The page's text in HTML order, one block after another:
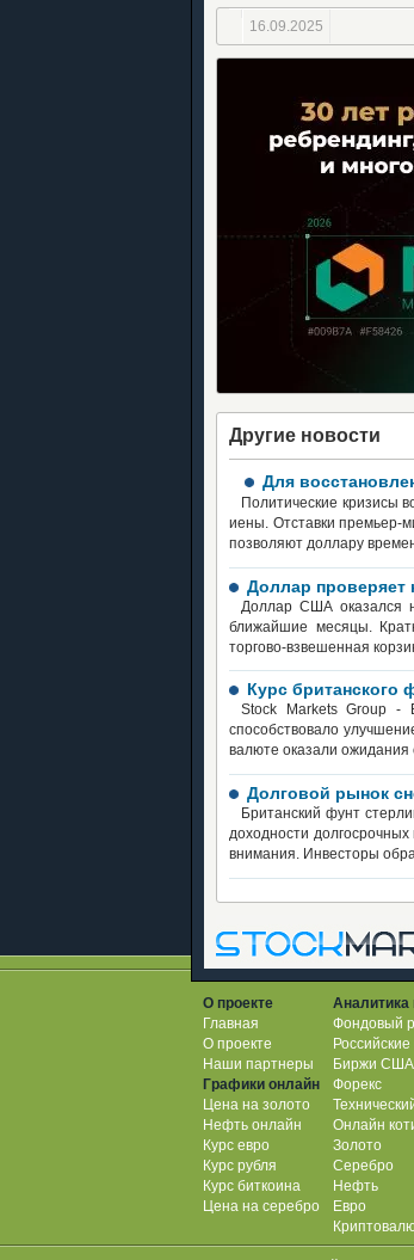
16.09.2025
Другие новости
Для
Политические кризисы
иены. Отставки премьер-
позволяют доллару
Доллар проверяет
Доллар США оказался
ближайшие месяцы.
торгово-взвешенная
Курс британского
Stock Markets Group -
способствовало
валюте оказали ожидания
Долговой рынок
Британский фунт
доходности
внимания. Инвесторы
О проекте
Главная
О проекте
Наши партнеры
Графики онлайн
Цена на золото
Нефть онлайн
Курс евро
Курс рубля
Курс биткоина
Цена на серебро
Аналитика
Фондовый
Биржи
Форекс
Онлайн
Золото
Серебро
Нефть
Евро